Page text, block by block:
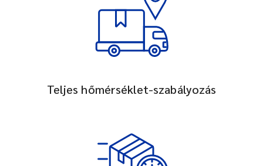
Teljes hőmérséklet-szabályozás